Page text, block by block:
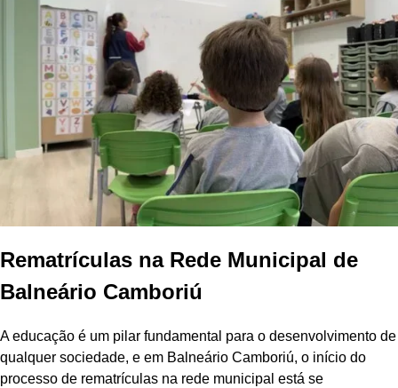
Rematrículas na Rede Municipal de
Balneário Camboriú
A educação é um pilar fundamental para o desenvolvimento de
qualquer sociedade, e em Balneário Camboriú, o início do
processo de rematrículas na rede municipal está se